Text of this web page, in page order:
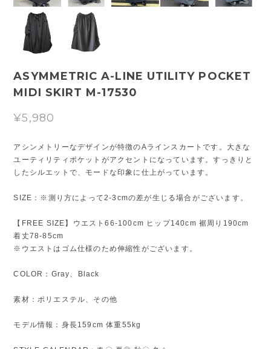
ASYMMETRIC A-LINE UTILITY POCKET
MIDI SKIRT M-17530
¥5,980
アシンメトリーなデザインが特徴のAラインスカートです。大きな
ユーティリティポケットがアクセントになっています。すっきりと
したシルエットで、モードな印象に仕上がっています。
SIZE：※測り方によって2-3cmの差が生じる場合がございます。
【FREE SIZE】ウエスト66-100cm ヒップ140cm 裾周り190cm
着丈78-85cm
※ウエストはゴム仕様のため伸縮性がございます。
COLOR：Gray、Black
素材：ポリエステル、その他
モデル情報：身長159cm 体重55kg